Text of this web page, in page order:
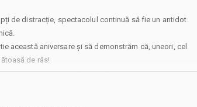
de distracție, spectacolul continuă să fie un antidot
această aniversare și să demonstrăm că, uneori, cel
de râs!
Rodica Vasiliu - Claudia Dionise.